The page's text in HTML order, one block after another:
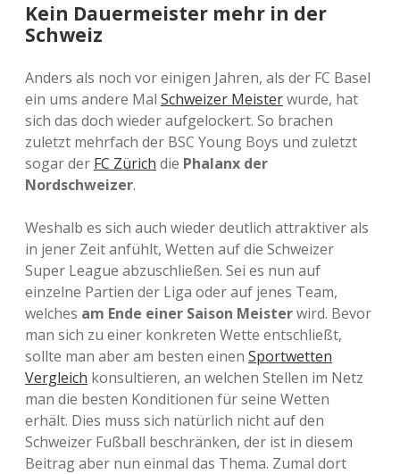
Kein Dauermeister mehr in der
Schweiz
Anders als noch vor einigen Jahren, als der FC Basel
ein ums andere Mal Schweizer Meisterwurde, hat
sich das doch wieder aufgelockert. So brachen
zuletzt mehrfach der BSC Young Boys und zuletzt
sogar der FC Zürich die Phalanx der
Nordschweizer.
Weshalb es sich auch wieder deutlich attraktiver als
in jener Zeit anfühlt, Wetten auf die Schweizer
Super League abzuschließen. Sei es nun auf
einzelne Partien der Liga oder auf jenes Team,
welches am Ende einer Saison Meisterwird. Bevor
man sich zu einer konkreten Wette entschließt,
sollte man aber am besten einen Sportwetten
Vergleich konsultieren, an welchen Stellen im Netz
man die besten Konditionen für seine Wetten
erhält. Dies muss sich natürlich nicht auf den
Schweizer Fußball beschränken, der ist in diesem
Beitrag aber nun einmal das Thema. Zumal dort